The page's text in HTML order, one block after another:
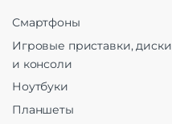
Смартфоны
Игровые приставки, диски
и консоли
Ноутбуки
Планшеты